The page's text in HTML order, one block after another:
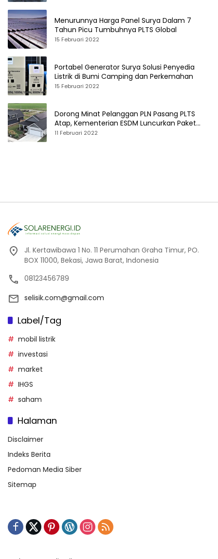
Menurunnya Harga Panel Surya Dalam 7
Tahun Picu Tumbuhnya PLTS Global
15 Februari 2022
Portabel Generator Surya Solusi Penyedia
Listrik di Bumi Camping dan Perkemahan
15 Februari 2022
Dorong Minat Pelanggan PLN Pasang PLTS
Atap, Kementerian ESDM Luncurkan Paket
Hibah SEF
11 Februari 2022
Jl. Kertawibawa 1 No. 11 Perumahan Graha Timur, PO.
BOX 11000, Bekasi, Jawa Barat, Indonesia
08123456789
selisik.com@gmail.com
Label/Tag
mobil listrik
investasi
market
IHGS
saham
Halaman
Disclaimer
Indeks Berita
Pedoman Media Siber
Sitemap